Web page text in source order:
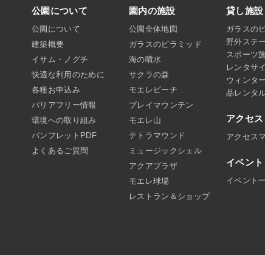
公園について
公園について
建築概要
イサム・ノグチ
快適な利用のために
各種お申込み
バリアフリー情報
環境への取り組み
パンフレットPDF
よくあるご質問
園内の施設
公園全体地図
ガラスのピラミッド
海の噴水
サクラの森
モエレビーチ
プレイマウンテン
モエレ山
テトラマウンド
ミュージックシェル
アクアプラザ
モエレ球場
レストラン＆ショップ
貸し施設
ガラスの
野外ステ
スポーツ
レンタサ
ウィンタ
品レンタ
アクセス
アクセス
イベント
イベント